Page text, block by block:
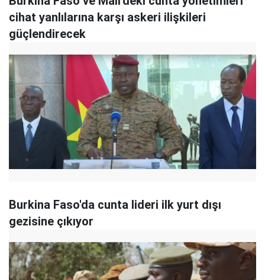
cihat yanlılarına karşı askeri ilişkileri
güçlendirecek
Burkina Faso'da cunta lideri ilk yurt dışı
gezisine çıkıyor